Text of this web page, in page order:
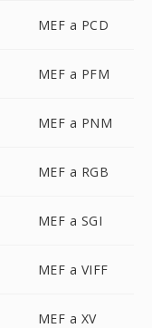
MEF a PCD
MEF a PFM
MEF a PNM
MEF a RGB
MEF a SGI
MEF a VIFF
MEF a XV